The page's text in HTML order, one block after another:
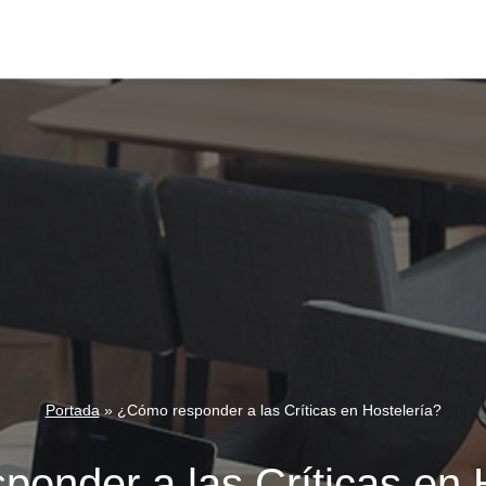
Portada» ¿Cómo responder a las Críticas en Hostelería?